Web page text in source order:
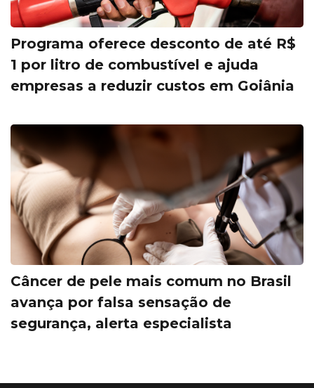
Programa oferece desconto de até R$
1 por litro de combustível e ajuda
empresas a reduzir custos em Goiânia
Câncer de pele mais comum no Brasil
avança por falsa sensação de
segurança, alerta especialista